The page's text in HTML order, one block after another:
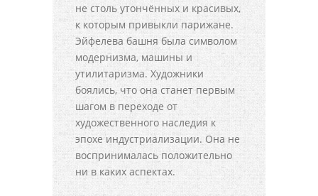
не столь утончённых и красивых,
к которым привыкли парижане.
Эйфелева башня была символом
модернизма, машины и
утилитаризма. Художники
боялись, что она станет первым
шагом в переходе от
художественного наследия к
эпохе индустриализации. Она не
воспринималась положительно
ни в каких аспектах.